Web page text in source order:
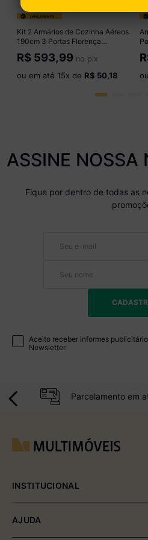
Kit 2 Armários de Cozinha Aéreos
190cm 3 Portas Florença
Multimóveis MP2440 Preto
R$ 593,99 no pix
ou em até 15x de R$ 50,18
ASSINE NOSSA
Fique por dentro de todas as
Aceito receber informes
Newsletter.
Parcelamento em
INSTITUCIONAL
Política de Entrega e Devolução
AJUDA